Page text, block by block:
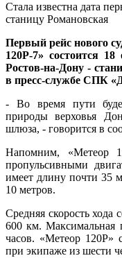
Стала известна дата
станицу Романовская
Первый рейс нового
120Р-7» состоится
Ростов-на-Дону -
в пресс-службе СПК
- Во время пути
природы верховья
шлюза, - говорится в
Напомним, «Метеор
пропульсивными
имеет длину почти 35
10 метров.
Средняя скорость хода
600 км. Максимальная
часов. «Метеор 120Р»
при экипаже из шести